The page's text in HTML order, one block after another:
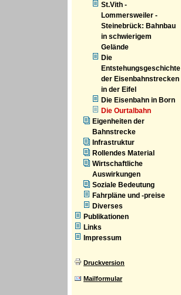
St.Vith -
Lommersweiler -
Steinebrück: Bahnbau
in schwierigem
Gelände
Die
Entstehungsgeschichte
der Eisenbahnstrecken
in der Eifel
Die Eisenbahn in Born
Die Ourtalbahn
Eigenheiten der
Bahnstrecke
Infrastruktur
Rollendes Material
Wirtschaftliche
Auswirkungen
Soziale Bedeutung
Fahrpläne und -preise
Diverses
Publikationen
Links
Impressum
Druckversion
Mailformular